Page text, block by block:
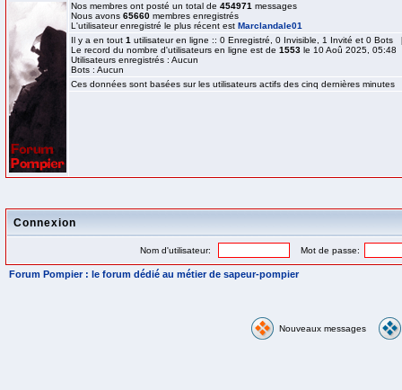
Nos membres ont posté un total de 454971 messages
Nous avons 65660 membres enregistrés
L'utilisateur enregistré le plus récent est Marclandale01
Il y a en tout 1 utilisateur en ligne :: 0 Enregistré, 0 Invisible, 1 Invité et 0
Le record du nombre d'utilisateurs en ligne est de 1553 le 10 Aoû 2025, 05:48
Utilisateurs enregistrés : Aucun
Bots : Aucun
Ces données sont basées sur les utilisateurs actifs des cinq dernières minutes
Connexion
Nom d'utilisateur: Mot de passe:
Forum Pompier : le forum dédié au métier de sapeur-pompier
Nouveaux messages